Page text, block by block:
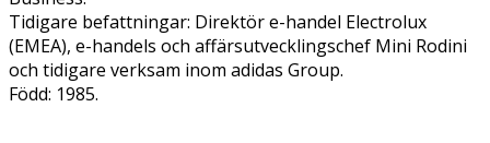
Tidigare befattningar: Direktör e-handel Electrolux
(EMEA), e-handels och affärsutvecklingschef Mini Rodini
och tidigare verksam inom adidas Group.
Född: 1985.